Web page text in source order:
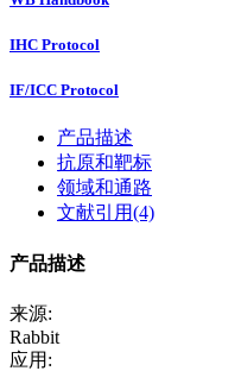
IHC Protocol
IF/ICC Protocol
产品描述
抗原和靶标
领域和通路
文献引用(4)
产品描述
来源:
Rabbit
应用: